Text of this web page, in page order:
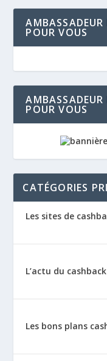
POUR VOUS
POUR VOUS
CATÉGORIES
Les sites de
L’actu du cashback
Les bons plans